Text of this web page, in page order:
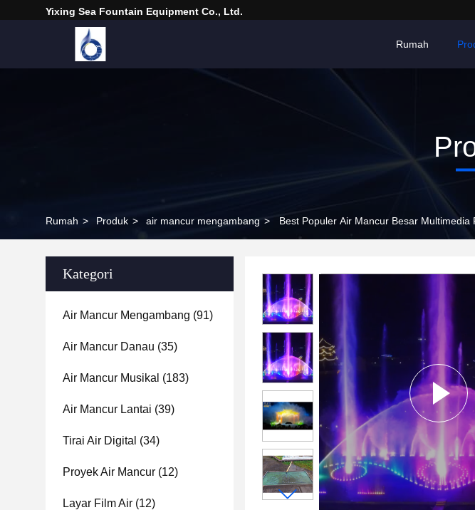
Yixing Sea Fountain Equipment Co., Ltd.
Rumah
Rumah > Produk > air mancur mengambang > Best Populer Air Mancur Besar
Kategori
Air Mancur Mengambang (91)
Air Mancur Danau (35)
Air Mancur Musikal (183)
Air Mancur Lantai (39)
Tirai Air Digital (34)
Proyek Air Mancur (12)
Layar Film Air (12)